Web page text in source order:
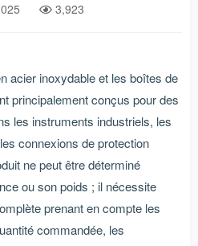
3,923
acier inoxydable et les boîtes de
principalement conçus pour des
les instruments industriels, les
connexions de protection
ne peut être déterminé
ou son poids ; il nécessite
prenant en compte les
commandée, les